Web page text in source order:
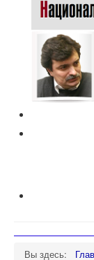
Вы здесь: